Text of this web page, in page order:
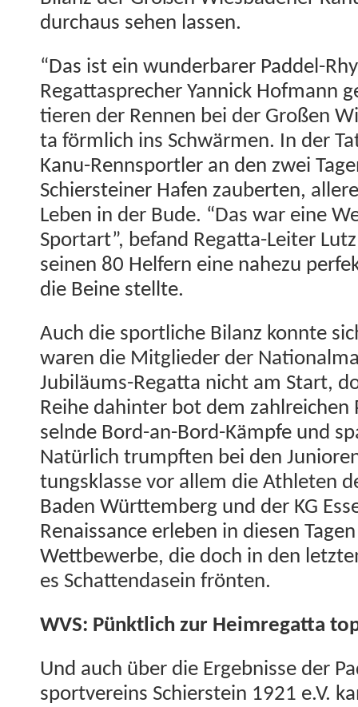
dur­chaus sehen lassen.
“Das ist ein wun­der­bar­er Pad­del-
Regat­tasprech­er Yan­nick Hof­mann
tieren der Ren­nen bei der Großen
ta förm­lich ins Schwär­men. In der
Kanu-Rennsportler an den zwei
Schier­stein­er Hafen zauberten,
Leben in der Bude. “Das war eine
Sportart”, befand Regat­ta-Leit­er
seinen 80 Helfern eine nahezu
die Beine stellte.
Auch die sportliche Bilanz kon­nte
waren die Mit­glieder der
Jubiläums-Regat­ta nicht am Start,
Rei­he dahin­ter bot dem
sel­nde Bord-an-Bord-Kämpfe und
Natür­lich trumpften bei den
tungsklasse vor allem die Ath­leten
Baden Würt­tem­berg und der KG
Renais­sance erleben in diesen
Wet­tbe­werbe, die doch in den
es Schat­ten­da­sein frönten.
WVS: Pünk­tlich zur Heim­re­gat­ta
Und auch über die Ergeb­nisse der
sportvere­ins Schier­stein 1921 e.V.